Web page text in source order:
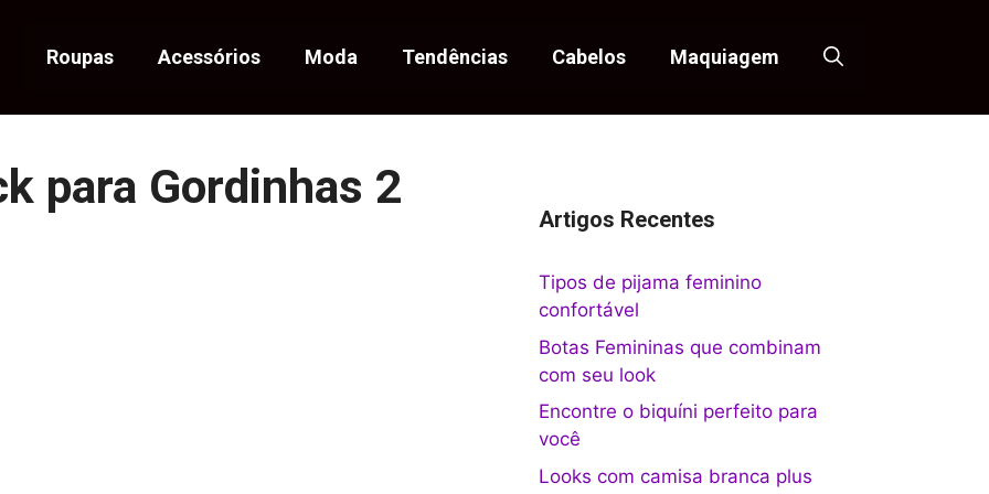
Roupas Acessórios Moda Tendências Cabelos Maquiagem
para Gordinhas 2
Artigos Recentes
Tipos de pijama feminino
confortável
Botas Femininas que combinam
com seu look
Encontre o biquíni perfeito para
você
Looks com camisa branca plus